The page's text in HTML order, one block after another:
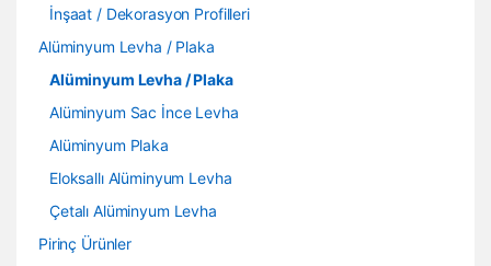
İnşaat / Dekorasyon Profilleri
Alüminyum Levha / Plaka
Alüminyum Levha / Plaka
Alüminyum Sac İnce Levha
Alüminyum Plaka
Eloksallı Alüminyum Levha
Çetalı Alüminyum Levha
Pirinç Ürünler